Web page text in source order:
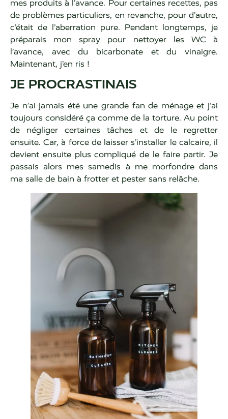
mes produits à l’avance. Pour certaines recettes, pas
de problèmes particuliers, en revanche, pour d’autre,
c’était de l’aberration pure. Pendant longtemps, je
préparais mon spray pour nettoyer les WC à
l’avance, avec du bicarbonate et du vinaigre.
Maintenant, j’en ris !
JE PROCRASTINAIS
Je n’ai jamais été une grande fan de ménage et j’ai
toujours considéré ça comme de la torture. Au point
de négliger certaines tâches et de le regretter
ensuite. Car, à force de laisser s’installer le calcaire, il
devient ensuite plus compliqué de le faire partir. Je
passais alors mes samedis à me morfondre dans
ma salle de bain à frotter et pester sans relâche.